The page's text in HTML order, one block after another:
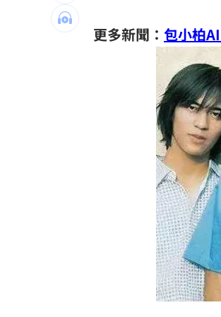
新／永和豆漿創始人
新／新竹宣布！五峰
HIGHLIGHT掀回憶
狂冒百顆紅疹非毛囊
台灣彩券開獎直播中
LIVE三立+24小時直播
三立iNEWS新聞台線
商場戰國來臨 台中
更多新聞： 包小柏